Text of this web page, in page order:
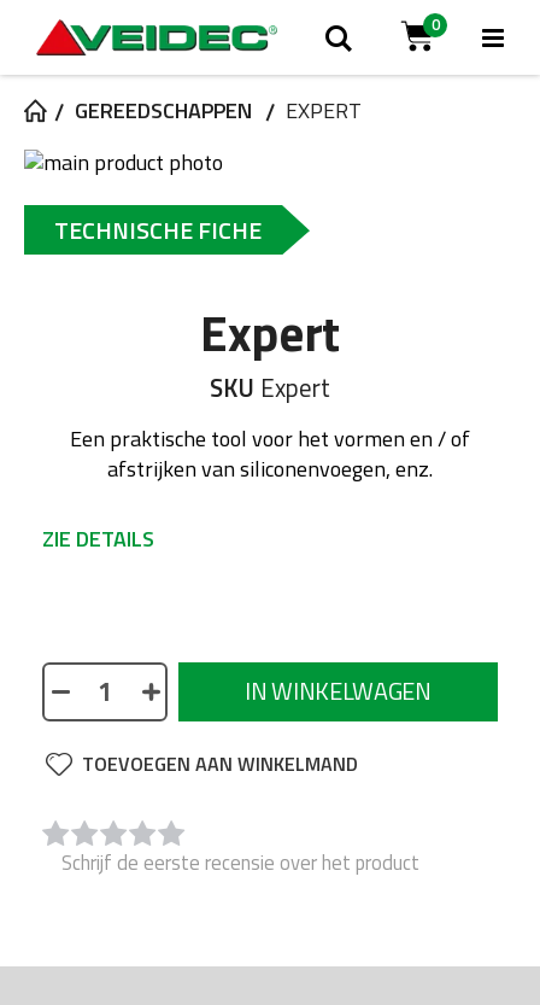
ZoekCart
0
GEREEDSCHAPPEN
EXPERT
Ga
het
einde
van
naar
begin
TECHNISCHE FICHE
Expert
SKU Expert
Een praktische tool voor het vormen en / of
afstrijken van siliconenvoegen, enz.
ZIE DETAILS
verschillende vormen voor elke behoefte.
IN WINKELWAGEN
TOEVOEGEN AAN WINKELMAND
Schrijf de eerste recensie over het product